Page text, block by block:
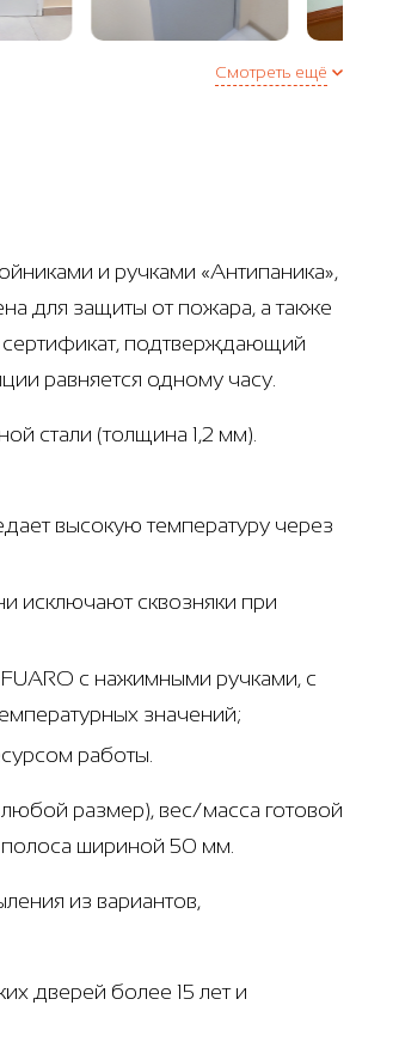
Смотреть ещё
и ручками «Антипаника»,
для защиты от пожара, а также
сертификат, подтверждающий
равняется одному часу.
стали (толщина 1,2 мм).
высокую температуру через
исключают сквозняки при
с нажимными ручками, с
значений;
работы.
размер), вес/масса готовой
полоса шириной 50 мм.
из вариантов,
дверей более 15 лет и